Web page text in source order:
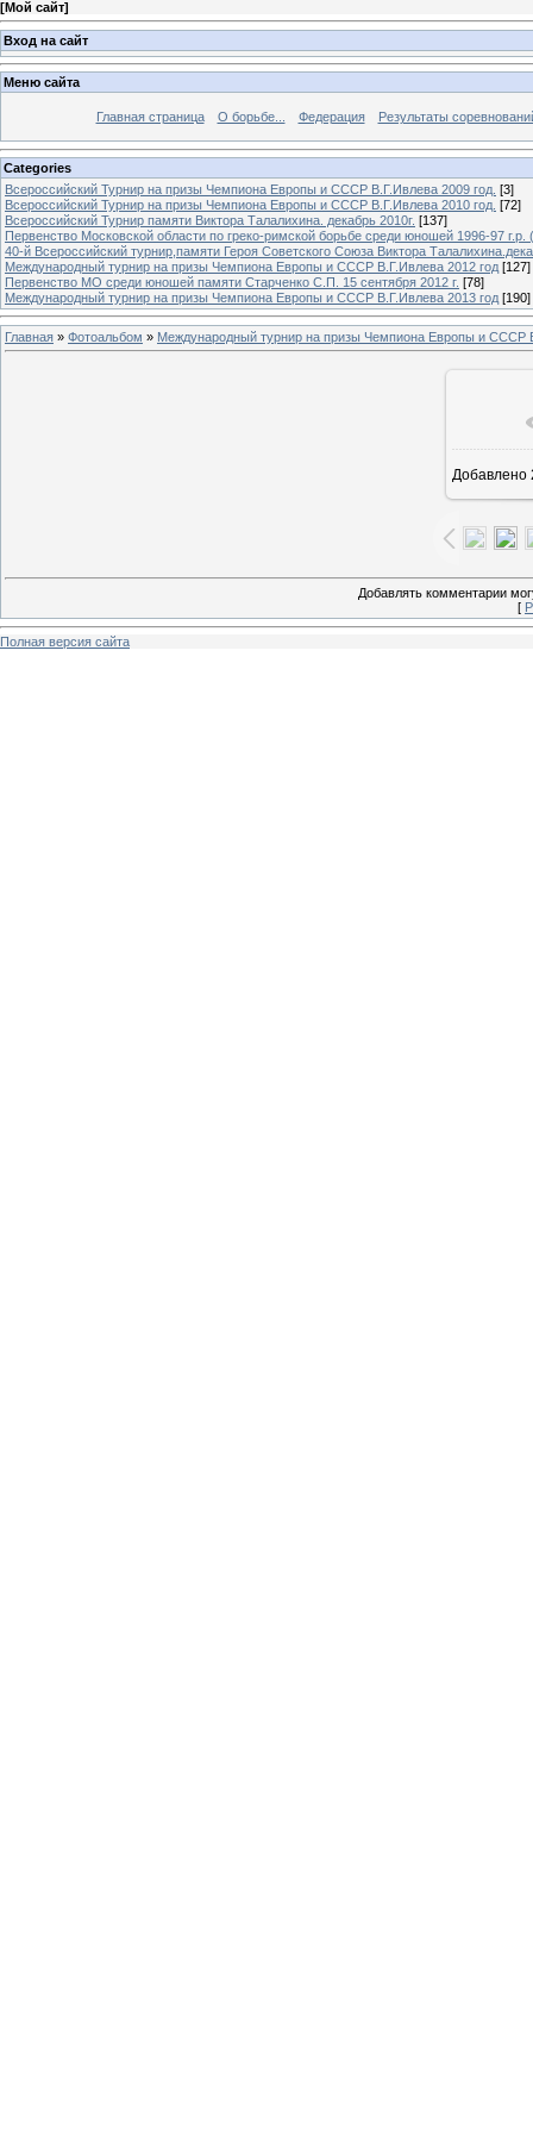
[Мой сайт]
Вход на сайт
Меню сайта
Главная страница О борьбе... Федерация Результаты
Categories
Всероссийский Турнир на призы Чемпиона Европы и СССР В.Г.Ивлева 2009 год. [3]
Всероссийский Турнир на призы Чемпиона Европы и СССР В.Г.Ивлева 2010 год. [72]
Всероссийский Турнир памяти Виктора Талалихина. декабрь 2010г. [137]
Первенство Московской области по греко-римской борьбе среди юношей 1996-97 г.р.
40-й Всероссийский турнир,памяти Героя Советского Союза Виктора
Международный турнир на призы Чемпиона Европы и СССР В.Г.Ивлева 2012 год [127]
Первенство МО среди юношей памяти Старченко С.П. 15 сентября 2012 г. [78]
Международный турнир на призы Чемпиона Европы и СССР В.Г.Ивлева 2013 год [190]
Главная » Фотоальбом » Международный турнир на призы Чемпиона Европы и СССР
В
Добавлено
Добавлять комментарии
[
Полная версия сайта